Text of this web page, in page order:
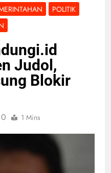
POLITIK
Judol,
Blokir
0 1 Mins